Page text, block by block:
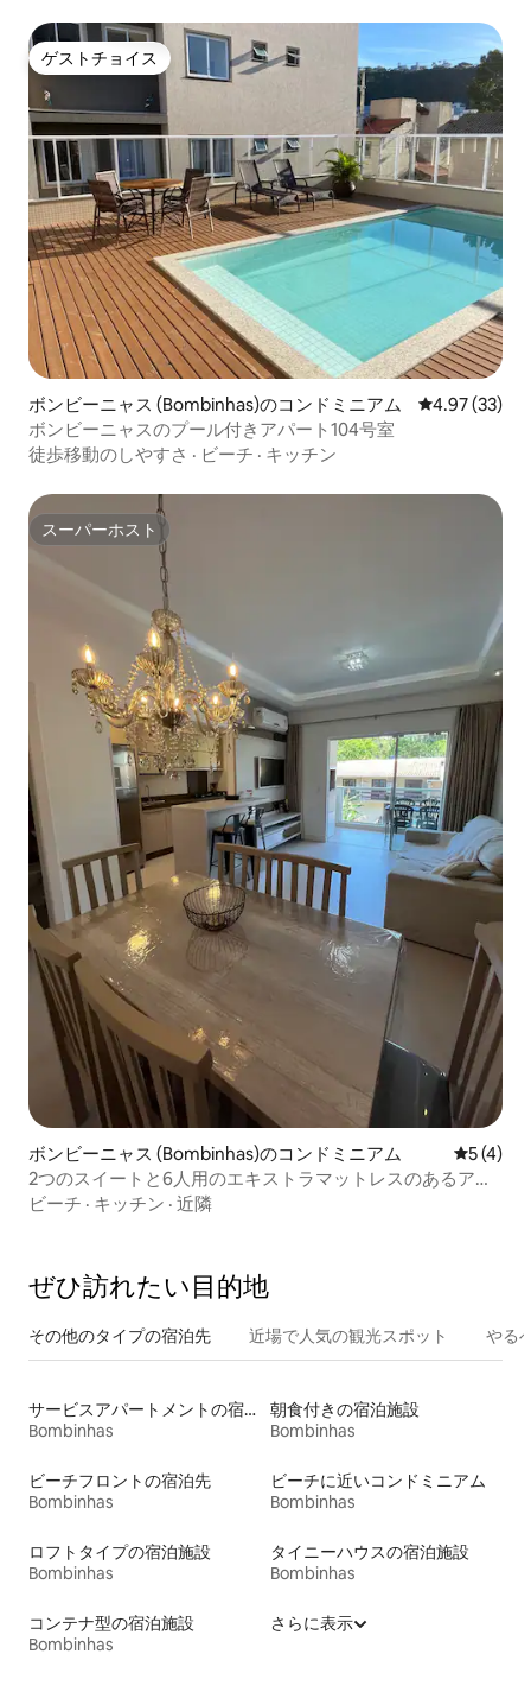
ゲストチョイス
ゲストチョイス
ボンビーニャス (Bombinhas)のコンドミニアム レビュー33
4.97 (33)
ボンビーニャスのプール付きアパート104号室
徒歩移動のしやすさ · ビーチ · キッチン
スーパーホスト
スーパーホスト
ボンビーニャス (Bombinhas)のコンドミニアム レビュー
5 (4)
2つのスイートと6人用のエキストラマットレスのあるアパ
ート
ビーチ · キッチン · 近隣
ぜひ訪⁠れ⁠た⁠い目⁠的⁠地
その他のタ⁠イ⁠プ⁠の宿⁠泊⁠先 近場で人気の観光スポット やる
サービスアパートメントの宿泊施設
Bombinhas
朝食付きの宿泊施設
Bombinhas
ビーチフロントの宿泊先
Bombinhas
ビーチに近いコンドミニアム
Bombinhas
ロフトタイプの宿泊施設
Bombinhas
タイニーハウスの宿泊施設
Bombinhas
コンテナ型の宿泊施設
Bombinhas
さらに表示